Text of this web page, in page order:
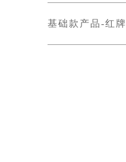
基础款产品-红牌